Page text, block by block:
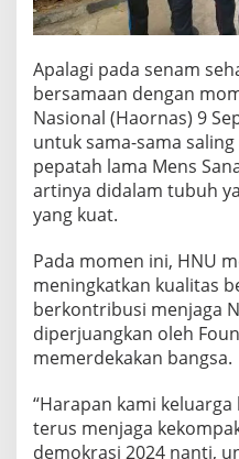
Apalagi pada senam
bersamaan dengan
Nasional (Haornas) 9
untuk sama-sama
pepatah lama Mens
artinya didalam tubuh
yang kuat.
Pada momen ini, HNU
meningkatkan kualitas
berkontribusi menjaga
diperjuangkan oleh
memerdekakan bangsa.
“Harapan kami keluarga
terus menjaga
demokrasi 2024 nanti,